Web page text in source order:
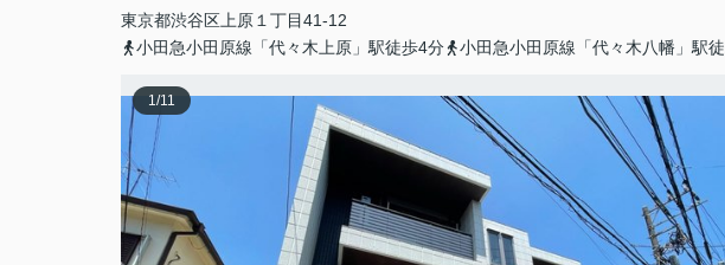
東京都渋谷区 上原 １丁目41-12
小田急小田原線「代々木上原」駅徒歩4分
小田急小田原線「代々木八幡」駅
1/11